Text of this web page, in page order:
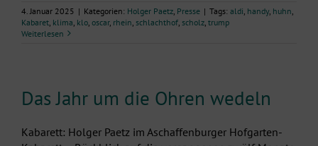
4. Januar 2025 | Kategorien: Holger Paetz Presse | Tags: aldi handy, huhn
Kabaret klima klo oscar, rhein schlachthof scholz trump
Weiterlesen
Das Jahr um die Ohren wedeln
Kabarett: Holger Paetz im Aschaffenburger Hofgarten-